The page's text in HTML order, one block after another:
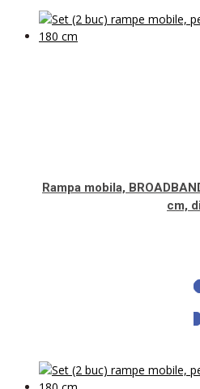
Rampa mobila,
cm,